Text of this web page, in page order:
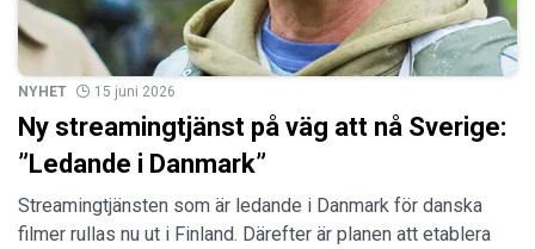
NYHET 15 juni 2026
Ny streamingtjänst på väg att nå Sverige:
”Ledande i Danmark”
Streamingtjänsten som är ledande i Danmark för danska
filmer rullas nu ut i Finland. Därefter är planen att etablera